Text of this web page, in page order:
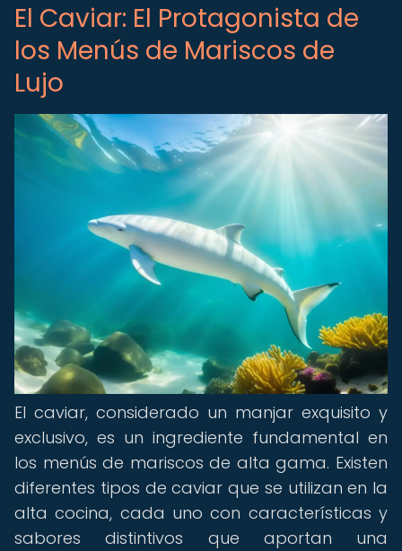
El Caviar: El Protagonista de
los Menús de Mariscos de
Lujo
El caviar, considerado un manjar exquisito y
exclusivo, es un ingrediente fundamental en
los menús de mariscos de alta gama. Existen
diferentes tipos de caviar que se utilizan en la
alta cocina, cada uno con características y
sabores distintivos que aportan una